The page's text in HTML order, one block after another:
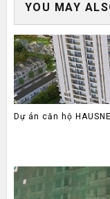
YOU MAY
Dự án căn hộ